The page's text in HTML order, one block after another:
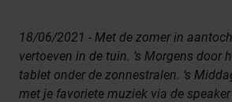
18/06/2021 - Met de zomer in
vertoeven in de tuin. ’s Morgens door
tablet onder de zonnestralen. ‘s
met je favoriete muziek via de